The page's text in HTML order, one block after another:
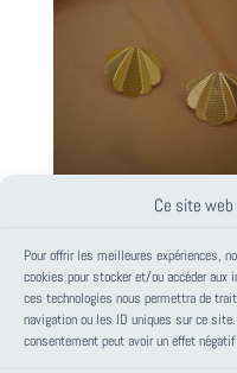
Ce site
Pour offrir les meilleures expériences,
cookies pour stocker et/ou accéder
ces technologies nous permettra de
navigation ou les ID uniques sur ce
consentement peut avoir un effet
PANIER
Votre panier est vide.